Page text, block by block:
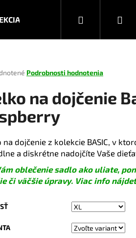
JESEŇ/ZIMA 2026Hľadať
Podrobnosti hodnotenia
na dojčenie
na dojčenie z kolekcie BASIC, v
a diskrétne nadojčíte Vaše
oblečenie sadlo ako uliate,
či väčšie úpravy. Viac info
NA DOJČENIE ROSE